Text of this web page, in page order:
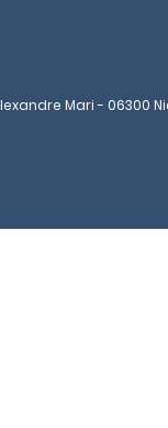
Alexandre Mari - 06300